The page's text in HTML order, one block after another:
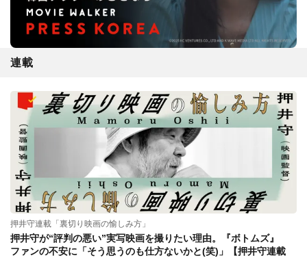
連載
押井守連載「裏切り映画の愉しみ方」
押井守が“評判の悪い”実写映画を撮りたい理由。『ボトムズ』
ファンの不安に「そう思うのも仕方ないかと(笑)」【押井守連載